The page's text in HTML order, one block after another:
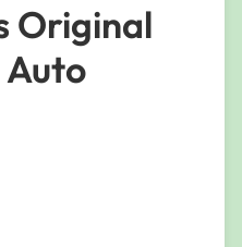
Original